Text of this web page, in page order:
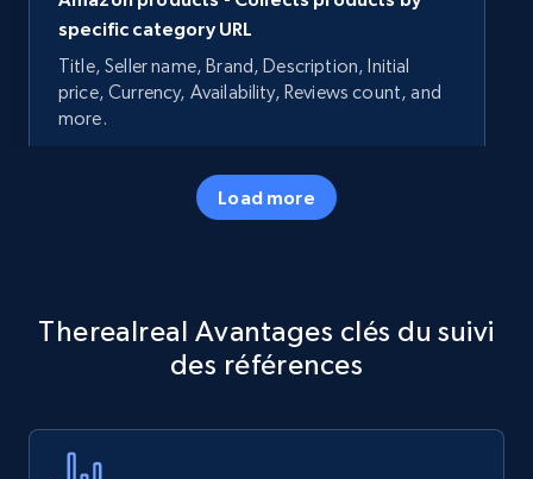
specific category URL
Title, Seller name, Brand, Description, Initial
price, Currency, Availability, Reviews count, and
more.
5.7K+ Commencer
specific keywords
Title, Seller name, Brand, Description, Initial
Load more
Therealreal Avantages clés du suivi
des références